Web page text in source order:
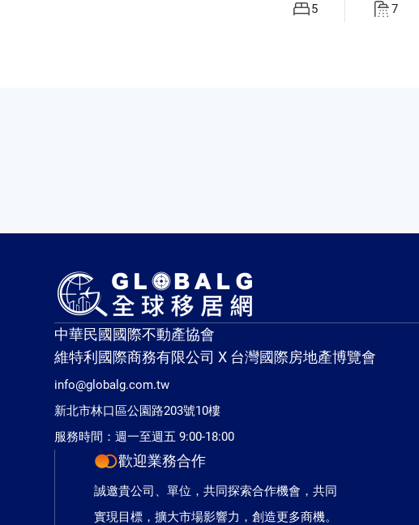
5 7
中華民國國際不動產協會
維特利國際商務有限公司 X 台灣國際房地產博覽會
info@globalg.com.tw
新北市林口區公園路203號10樓
服務時間：週一至週五 9:00-18:00
歡迎業務合作
誠邀貴公司、單位，共同探索合作機會，共同
實現目標，擴大市場影響力，創造更多商機。